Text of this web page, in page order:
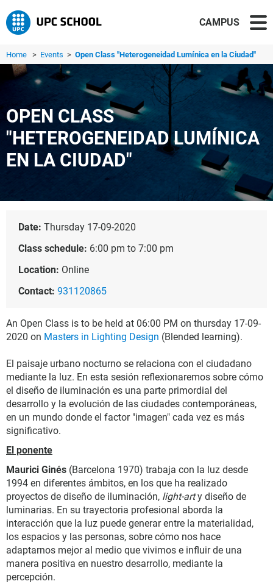
CAMPUS
Home > Events > Open Class "Heterogeneidad Lumínica en la Ciudad"
OPEN CLASS
"HETEROGENEIDAD LUMÍNICA
EN LA CIUDAD"
Date: Thursday 17-09-2020
Class schedule: 6:00 pm to 7:00 pm
Location: Online
Contact: 931120865
An Open Class is to be held at 06:00 PM on thursday 17-09-
2020 on Masters in Lighting Design (Blended learning).
El paisaje urbano nocturno se relaciona con el ciudadano
mediante la luz. En esta sesión reflexionaremos sobre cómo
el diseño de iluminación es una parte primordial del
desarrollo y la evolución de las ciudades contemporáneas,
en un mundo donde el factor "imagen" cada vez es más
significativo.
El ponente
Maurici Ginés (Barcelona 1970) trabaja con la luz desde
1994 en diferentes ámbitos, en los que ha realizado
proyectos de diseño de iluminación, light-arty diseño de
luminarias. En su trayectoria profesional aborda la
interacción que la luz puede generar entre la materialidad,
los espacios y las personas, sobre cómo nos hace
adaptarnos mejor al medio que vivimos e influir de una
manera positiva en nuestro desarrollo, mediante la
percepción.